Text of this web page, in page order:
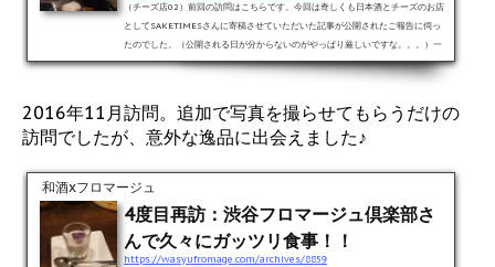
（チーズ店02）前回の訪問はこちらです。今回は奇しくも日本酒とチーズのお店
としてSAKETIMESさんに寄稿させていただいた記事が公開されたご報告に伺っ
たのでした。（公開される日が分からないのがやっぱり厳しいですな。。。）一
次会が終了後、お店に直行。いざ入店！金曜の21時前と言う繁盛時間を選んでご
めんなさい！！ ちょうどこの日、渋谷で飲み会に参加していたので、それが終わ
ンティガフしか飲んでいなかったのでいつものキゥイキュヴェソービ...
2016年11月訪問。追加で写真を撮らせてもらうだけの
訪問でしたが、意外な逸品に出会えました♪
和酒xフロマージュ
4度目再訪：渋谷フロマージュ倶楽部さ
んで久々にガッツリ食事！！
https://wasyufromage.com/archives/8859